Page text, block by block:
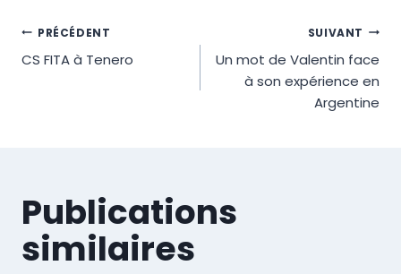
Navigation
de
PRÉCÉDENT
CS FITA à Tenero
SUIVANT
Un mot de Valentin face
à son expérience en
Argentine
Publications
similaires